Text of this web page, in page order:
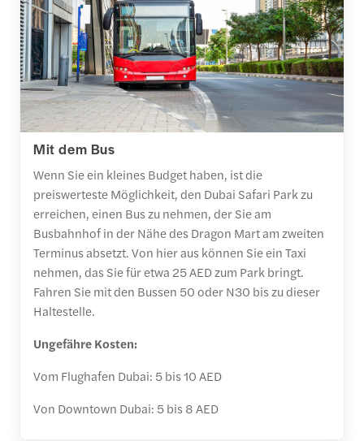
Mit dem Bus
Wenn Sie ein kleines Budget haben, ist die
preiswerteste Möglichkeit, den Dubai Safari Park zu
erreichen, einen Bus zu nehmen, der Sie am
Busbahnhof in der Nähe des Dragon Mart am zweiten
Terminus absetzt. Von hier aus können Sie ein Taxi
nehmen, das Sie für etwa 25 AED zum Park bringt.
Fahren Sie mit den Bussen 50 oder N30 bis zu dieser
Haltestelle.
Ungefähre Kosten:
Vom Flughafen Dubai: 5 bis 10 AED
Von Downtown Dubai: 5 bis 8 AED